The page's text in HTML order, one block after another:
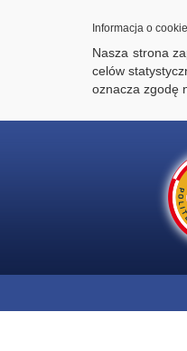
Informacja o
Nasza strona
celów
oznacza zgodę